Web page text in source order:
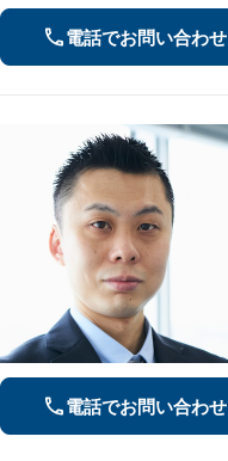
電話でお問い合わせ
電話でお問い合わせ